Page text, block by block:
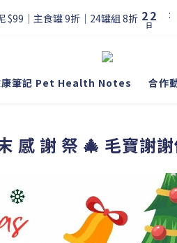
$99｜主食罐 9折｜24罐組 8折 2
1
2
1
日
:
康筆記 Pet Health Notes 合作
感 謝 祭 🎄 毛寶謝